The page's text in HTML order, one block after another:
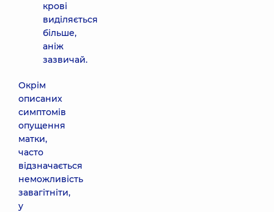
крові
виділяється
більше,
аніж
зазвичай.
Окрім
описаних
симптомів
опущення
матки,
часто
відзначається
неможливість
завагітніти,
у